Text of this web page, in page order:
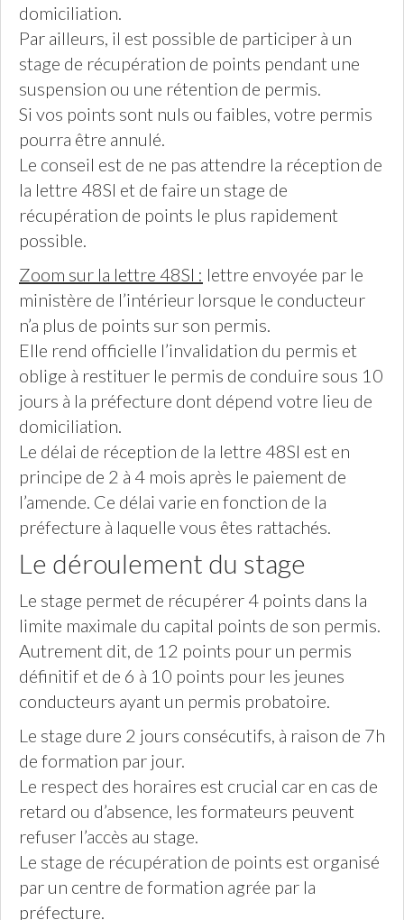
domiciliation.
Par ailleurs, il est possible de participer à un
stage de récupération de points pendant une
suspension ou une rétention de permis.
Si vos points sont nuls ou faibles, votre permis
pourra être annulé.
Le conseil est de ne pas attendre la réception de
la lettre 48SI et de faire un stage de
récupération de points le plus rapidement
possible.
Zoom sur la lettre 48SI : lettre envoyée par le
ministère de l’intérieur lorsque le conducteur
n’a plus de points sur son permis.
Elle rend officielle l’invalidation du permis et
oblige à restituer le permis de conduire sous 10
jours à la préfecture dont dépend votre lieu de
domiciliation.
Le délai de réception de la lettre 48SI est en
principe de 2 à 4 mois après le paiement de
l’amende. Ce délai varie en fonction de la
préfecture à laquelle vous êtes rattachés.
Le déroulement du stage
Le stage permet de récupérer 4 points dans la
limite maximale du capital points de son permis.
Autrement dit, de 12 points pour un permis
définitif et de 6 à 10 points pour les jeunes
conducteurs ayant un permis probatoire.
Le stage dure 2 jours consécutifs, à raison de 7h
de formation par jour.
Le respect des horaires est crucial car en cas de
retard ou d’absence, les formateurs peuvent
refuser l’accès au stage.
Le stage de récupération de points est organisé
par un centre de formation agrée par la
préfecture.